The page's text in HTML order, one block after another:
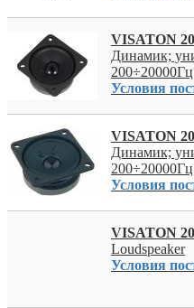
VISATON
Динамик;
200÷20000Гц
Условия
VISATON
Динамик;
200÷20000Гц
Условия
VISATON
Loudspeaker
Условия